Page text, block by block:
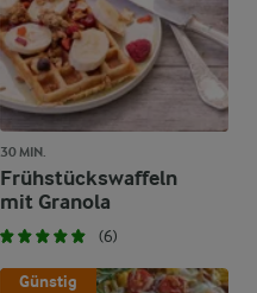
30 MIN.
Frühstückswaffeln
mit Granola
(6)
Günstig